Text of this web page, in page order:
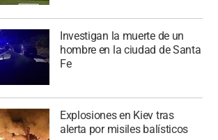
Investigan la muerte de un
hombre en la ciudad de Santa
Fe
Explosiones en Kiev tras
alerta por misiles balísticos